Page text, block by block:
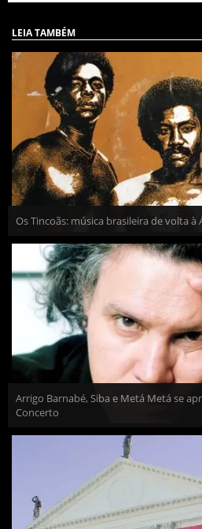
LEIA TAMBÉM
Os Tincoãs: música brasileira de volta à
Arrigo Barnabé, Siba e Metá Metá se
Concerto